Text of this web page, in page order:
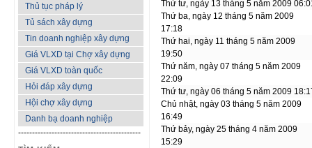
Thủ tục pháp lý
Tủ sách xây dựng
Tin doanh nghiệp xây dựng
Giá VLXD tại Chợ xây dựng
Giá VLXD toàn quốc
Hỏi đáp xây dựng
Hội chợ xây dựng
Danh bạ doanh nghiệp
--------------------------------------------
Thứ tư, ngày 13 tháng 5 năm 2009
Thứ ba, ngày 12 tháng 5 năm 2009
17:18
Thứ hai, ngày 11 tháng 5 năm 2009
19:50
Thứ năm, ngày 07 tháng 5 năm 2009
22:09
Thứ tư, ngày 06 tháng 5 năm 2009
Chủ nhật, ngày 03 tháng 5 năm 2009
16:49
Thứ bảy, ngày 25 tháng 4 năm 2009
15:29